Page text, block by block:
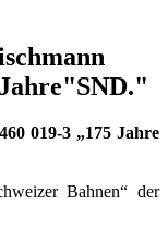
019-3 „175 Jahre
Bahnen“ der